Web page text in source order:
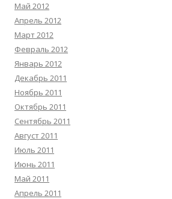
Май 2012
Апрель 2012
Март 2012
Февраль 2012
Январь 2012
Декабрь 2011
Ноябрь 2011
Октябрь 2011
Сентябрь 2011
Август 2011
Июль 2011
Июнь 2011
Май 2011
Апрель 2011